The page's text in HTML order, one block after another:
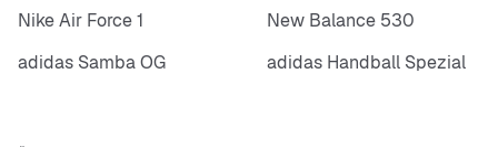
Nike Air Force 1
New Balance 530
adidas Samba OG
adidas Handball Spezial